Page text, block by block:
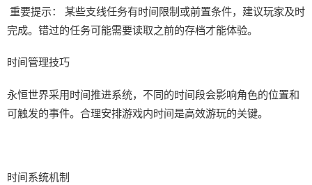
重要提示： 某些支线任务有时间限制或前置条件，建议玩家及时
完成。错过的任务可能需要读取之前的存档才能体验。
时间管理技巧
永恒世界采用时间推进系统，不同的时间段会影响角色的位置和
可触发的事件。合理安排游戏内时间是高效游玩的关键。
时间系统机制